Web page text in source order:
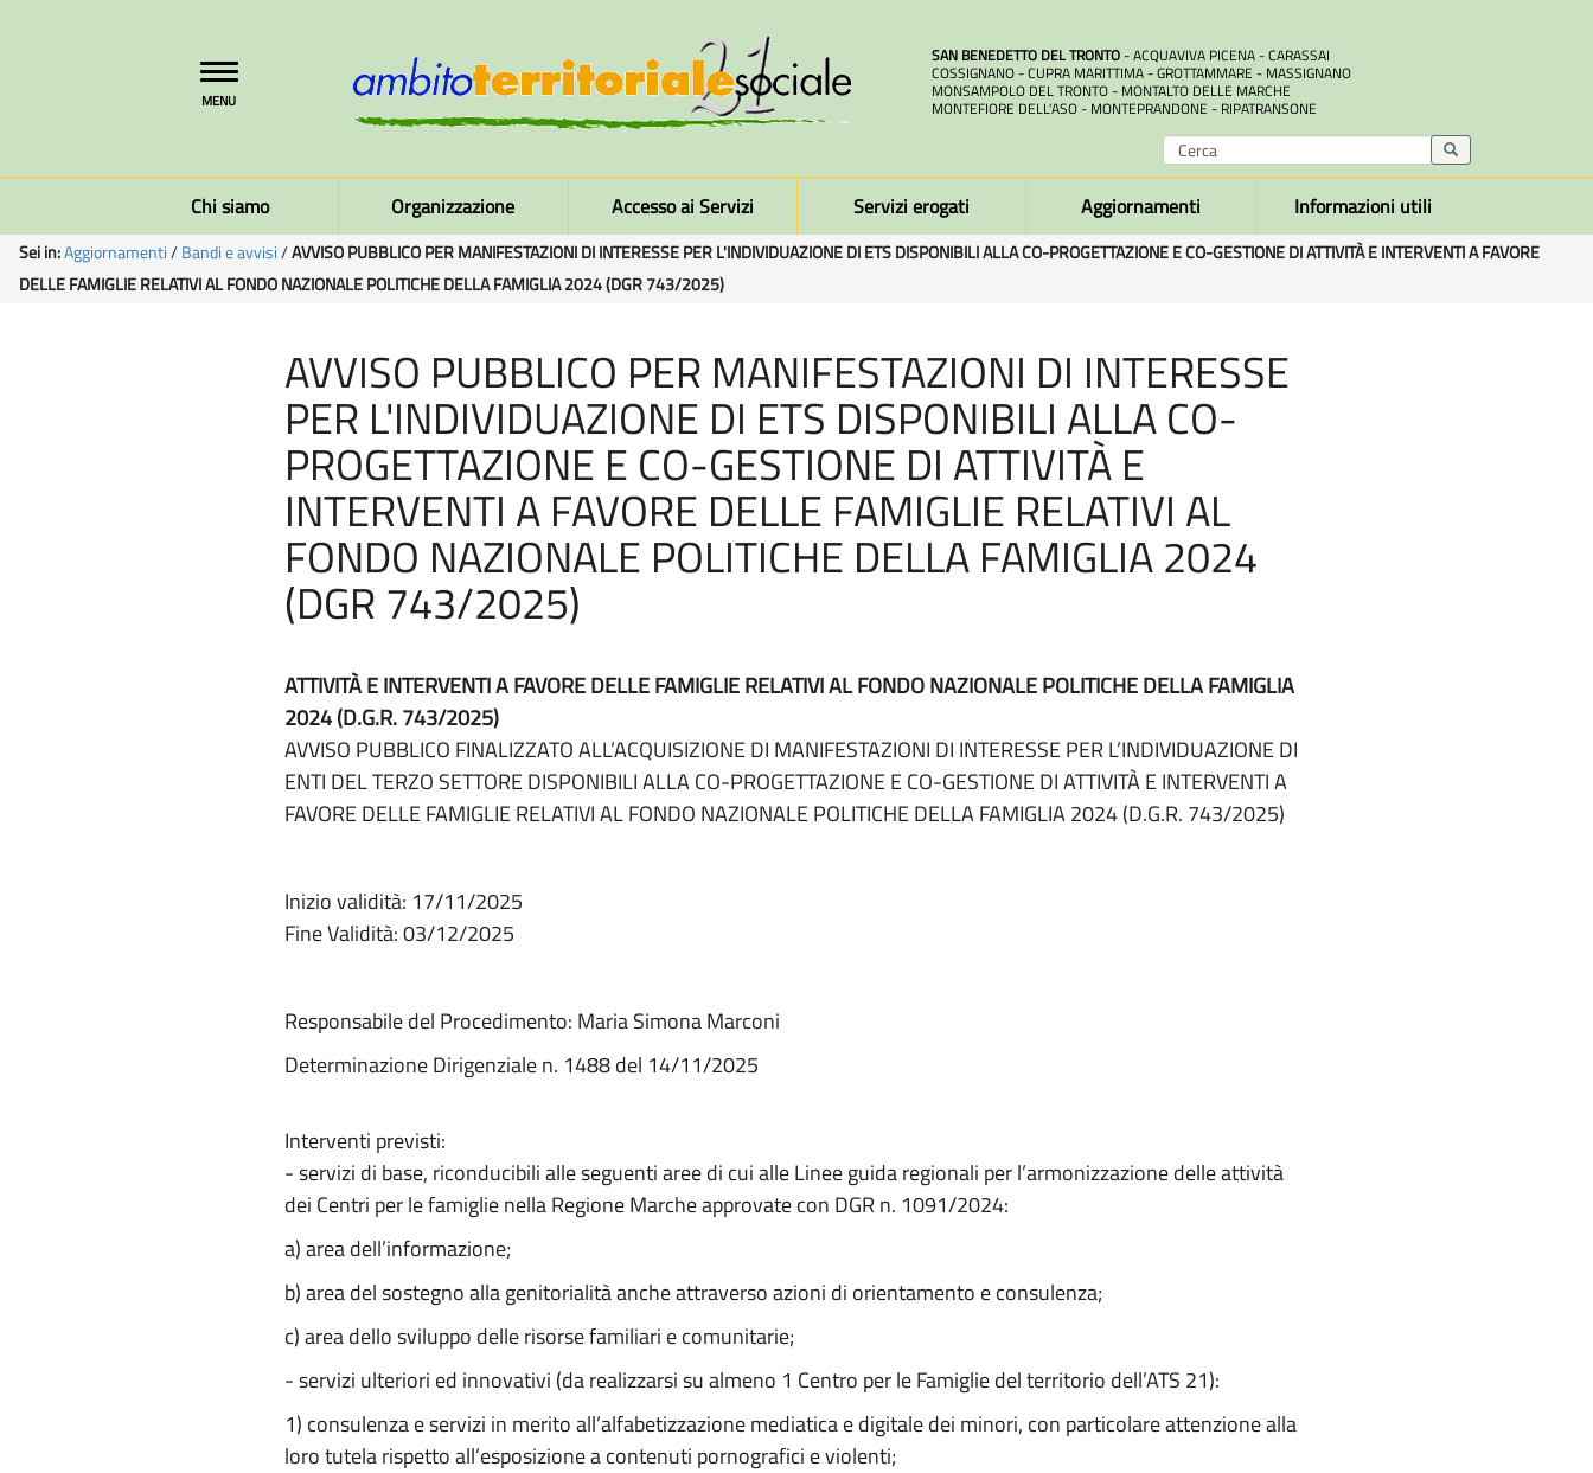
Toggle
navigation
MENU
SAN BENEDETTO DEL TRONTO- ACQUAVIVA PICENA - CARASSAI
COSSIGNANO - CUPRA MARITTIMA - GROTTAMMARE - MASSIGNANO
MONSAMPOLO DEL TRONTO - MONTALTO DELLE MARCHE
MONTEFIORE DELL'ASO - MONTEPRANDONE - RIPATRANSONE
Chi siamo Organizzazione Accesso ai Servizi Servizi erogati Aggiornamenti Informazioni utili
Sei in:Aggiornamenti/Bandi e avvisi/AVVISO PUBBLICO PER MANIFESTAZIONI DI INTERESSE PER L'INDIVIDUAZIONE DI ETS DISPONIBILI ALLA CO-PROGETTAZIONE E CO-GESTIONE DI ATTIVITÀ E INTERVENTI A FAVORE
DELLE FAMIGLIE RELATIVI AL FONDO NAZIONALE POLITICHE DELLA FAMIGLIA 2024 (DGR 743/2025)
AVVISO PUBBLICO PER MANIFESTAZIONI DI INTERESSE
PER L'INDIVIDUAZIONE DI ETS DISPONIBILI ALLA CO-
PROGETTAZIONE E CO-GESTIONE DI ATTIVITÀ E
INTERVENTI A FAVORE DELLE FAMIGLIE RELATIVI AL
FONDO NAZIONALE POLITICHE DELLA FAMIGLIA 2024
(DGR 743/2025)
ATTIVITÀ E INTERVENTI A FAVORE DELLE FAMIGLIE RELATIVI AL FONDO NAZIONALE POLITICHE DELLA FAMIGLIA
2024 (D.G.R. 743/2025)
AVVISO PUBBLICO FINALIZZATO ALL’ACQUISIZIONE DI MANIFESTAZIONI DI INTERESSE PER L’INDIVIDUAZIONE DI
ENTI DEL TERZO SETTORE DISPONIBILI ALLA CO-PROGETTAZIONE E CO-GESTIONE DI ATTIVITÀ E INTERVENTI A
FAVORE DELLE FAMIGLIE RELATIVI AL FONDO NAZIONALE POLITICHE DELLA FAMIGLIA 2024 (D.G.R. 743/2025)
Inizio validità: 17/11/2025
Fine Validità: 03/12/2025
Responsabile del Procedimento: Maria Simona Marconi
Determinazione Dirigenziale n. 1488 del 14/11/2025
Interventi previsti:
- servizi di base, riconducibili alle seguenti aree di cui alle Linee guida regionali per l’armonizzazione delle attività
dei Centri per le famiglie nella Regione Marche approvate con DGR n. 1091/2024:
a) area dell’informazione;
b) area del sostegno alla genitorialità anche attraverso azioni di orientamento e consulenza;
c) area dello sviluppo delle risorse familiari e comunitarie;
- servizi ulteriori ed innovativi (da realizzarsi su almeno 1 Centro per le Famiglie del territorio dell’ATS 21):
1) consulenza e servizi in merito all’alfabetizzazione mediatica e digitale dei minori, con particolare attenzione alla
loro tutela rispetto all’esposizione a contenuti pornografici e violenti;